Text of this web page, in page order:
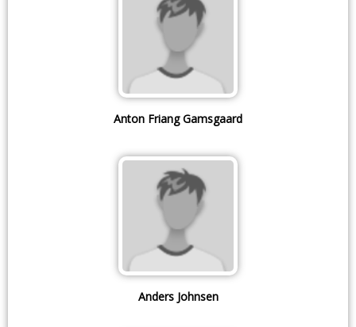
Anton Friang Gamsgaard
Anders Johnsen